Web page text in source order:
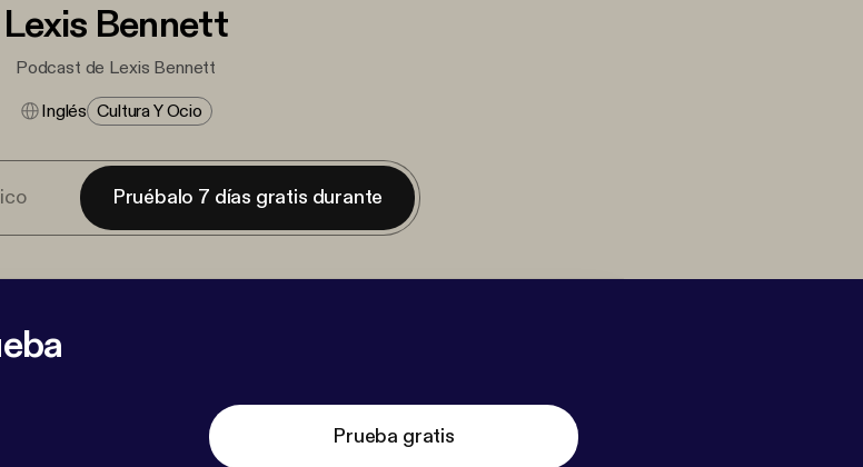
Lexis Bennett
Podcast de Lexis Bennett
Inglés Cultura Y Ocio
Pruébalo 7 días gratis durante
Prueba gratis